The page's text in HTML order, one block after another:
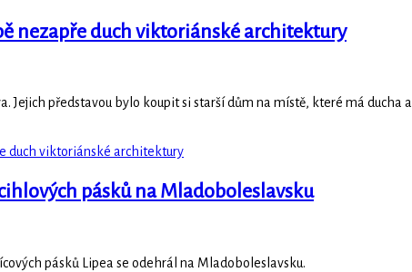
nezapře duch viktoriánské architektury
představou bylo koupit si starší dům na místě, které má ducha a
duch viktoriánské architektury
pásků na Mladoboleslavsku
pásků Lipea se odehrál na Mladoboleslavsku.